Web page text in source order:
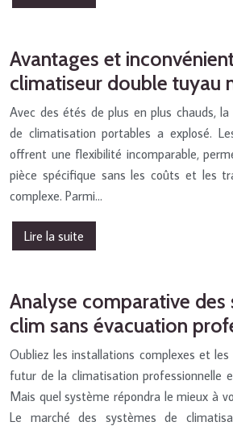
Avantages et
climatiseur double tuyau
Avec des étés de plus en plus chauds,
de climatisation portables a explosé.
offrent une flexibilité incomparable,
pièce spécifique sans les coûts et les
complexe. Parmi…
Lire la suite
Analyse comparative des
clim sans évacuation
Oubliez les installations complexes et
futur de la climatisation professionnelle
Mais quel système répondra le mieux à
Le marché des systèmes de